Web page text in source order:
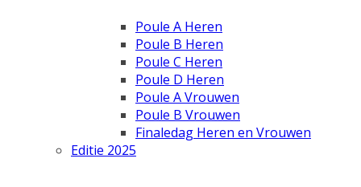
Poule A Heren
Poule B Heren
Poule C Heren
Poule D Heren
Poule A Vrouwen
Poule B Vrouwen
Finaledag Heren en Vrouwen
Editie 2025